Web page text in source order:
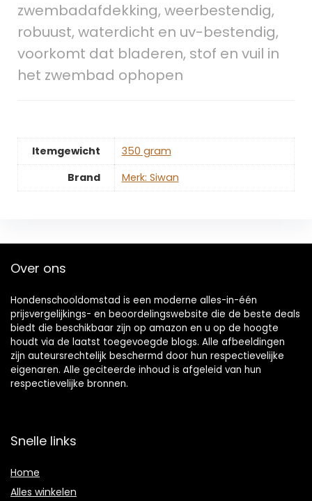
zwembadafdekking, weerbestendig,
robuust, waterdicht en uv-bestendig,
voorkomt dat bladeren, stof en vuil in
het zwembad ophopen
Itemgewicht
‎350 gram
Brand
Merk: Siwan
Over ons
Hondenschooldomstad is een moderne alles-in-één
prijsvergelijkings- en beoordelingswebsite die de beste deals
biedt die beschikbaar zijn op amazon en u op de hoogte
houdt via de laatst toegevoegde blogs. Alle afbeeldingen
zijn auteursrechtelijk beschermd door hun respectievelijke
eigenaren. Alle geciteerde inhoud is afgeleid van hun
respectievelijke bronnen.
Snelle links
Home
Alles winkelen